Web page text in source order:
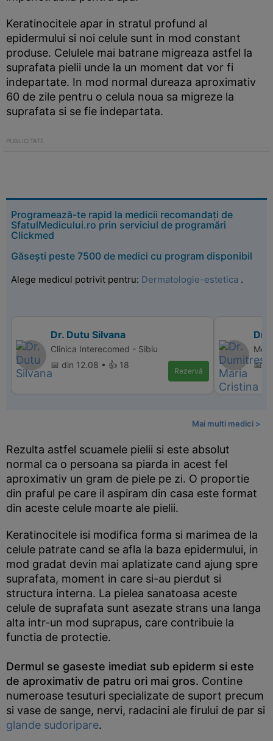
Keratinocitele apar in stratul profund al
epidermului si noi celule sunt in mod constant
produse. Celulele mai batrane migreaza astfel la
suprafata pielii unde la un moment dat vor fi
indepartate. In mod normal dureaza aproximativ
60 de zile pentru o celula noua sa migreze la
suprafata si se fie indepartata.
Programează-te rapid la medicii recomandați de
SfatulMedicului.ro prin serviciul de programări
Clickmed
Găsești peste 7500 de medici cu program disponibil
Alege medicul potrivit pentru: Dermatologie-estetica .
Dr. Dutu Silvana
Clinica Interecomed - Sibiu
📅 din 12.08 • 👍 18
Rezervă
Dr.
📅
Mai multi medici >
Rezulta astfel scuamele pielii si este absolut
normal ca o persoana sa piarda in acest fel
aproximativ un gram de piele pe zi. O proportie
din praful pe care il aspiram din casa este format
din aceste celule moarte ale pielii.
Keratinocitele isi modifica forma si marimea de la
celule patrate cand se afla la baza epidermului, in
mod gradat devin mai aplatizate cand ajung spre
suprafata, moment in care si-au pierdut si
structura interna. La pielea sanatoasa aceste
celule de suprafata sunt asezate strans una langa
alta intr-un mod suprapus, care contribuie la
functia de protectie.
Dermul se gaseste imediat sub epiderm si este
de aproximativ de patru ori mai gros. Contine
numeroase tesuturi specializate de suport precum
si vase de sange, nervi, radacini ale firului de par si
glande sudoripare.